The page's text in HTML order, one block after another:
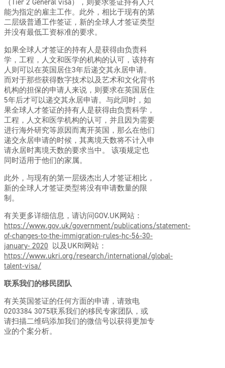
（Tier 2 General visa），则要求签证持有人只
能为指定的雇主工作。此外，相比于现有的第
二层级普通工作签证，新的全球人才签证类型
并没有最低工资标准的要求。
如果全球人才签证的持有人是获得由负责科
学，工程，人文和医学的机构的认可，该持有
人则可以在英国居住3年后递交其永居申请。
而对于那些获得数字技术以及艺术和文化背书
机构的担保的申请人来说，则要求在英国居住
5年后才可以递交其永居申请。与此同时，如
果全球人才签证的持有人是获得由负责科学，
工程，人文和医学机构的认可，并且因为需要
进行海外研究等原因而离开英国，那么在他们
递交永居申请的时候，其离境天数将不计入申
请永居时离境天数的要求当中。 该项规定也
同时适用于他们的家属。
此外，与现有的第一层级杰出人才签证相比，
新的全球人才签证类型将没有申请数量的限
制。
有关更多详细信息，请访问GOV.UK网站：
https://www.gov.uk/government/publications/statement-
of-changes-to-the-immigration-rules-hc-56-30-
january- 2020 以及UKRI网站：
https://www.ukri.org/research/international/global-
talent-visa/
联系我们的移民团队
有关英国签证的任何方面的申请，请致电
0203384 3075联系我们的移民专家团队，或
请扫描二维码添加我们的微信号以获得更加专
业的个案分析。